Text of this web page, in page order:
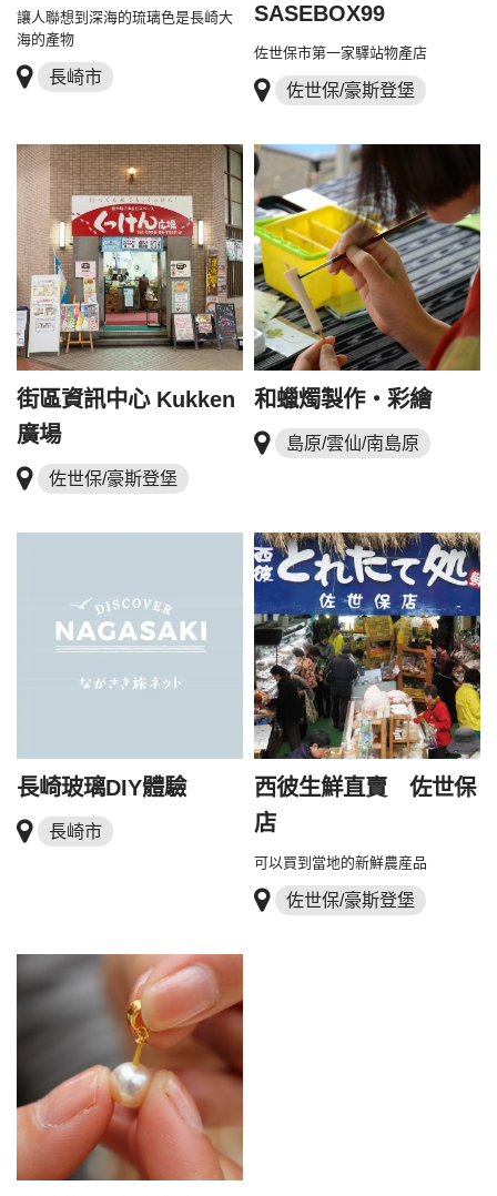
讓人聯想到深海的琉璃色是長崎大
海的產物
長崎市
SASEBOX99
佐世保市第一家驛站物產店
佐世保/豪斯登堡
街區資訊中心 Kukken
廣場
佐世保/豪斯登堡
和蠟燭製作‧彩繪
島原/雲仙/南島原
長崎玻璃DIY體驗
長崎市
西彼生鮮直賣 佐世保
店
可以買到當地的新鮮農産品
佐世保/豪斯登堡